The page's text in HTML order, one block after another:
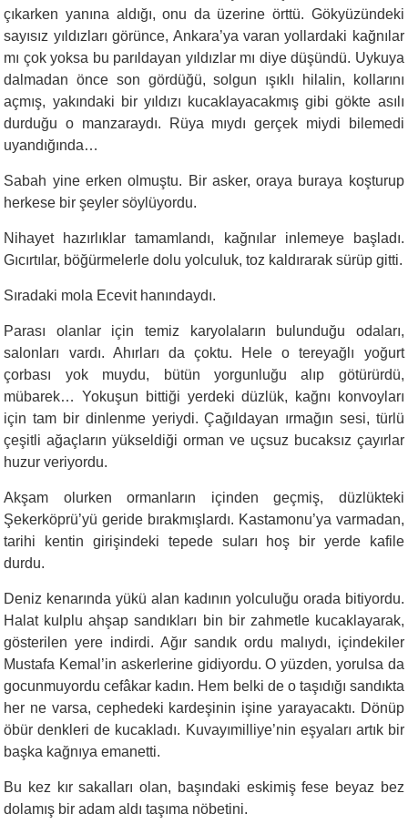
çıkarken yanına aldığı, onu da üzerine örttü. Gökyüzündeki
sayısız yıldızları görünce, Ankara’ya varan yollardaki kağnılar
mı çok yoksa bu parıldayan yıldızlar mı diye düşündü. Uykuya
dalmadan önce son gördüğü, solgun ışıklı hilalin, kollarını
açmış, yakındaki bir yıldızı kucaklayacakmış gibi gökte asılı
durduğu o manzaraydı. Rüya mıydı gerçek miydi bilemedi
uyandığında…
Sabah yine erken olmuştu. Bir asker, oraya buraya koşturup
herkese bir şeyler söylüyordu.
Nihayet hazırlıklar tamamlandı, kağnılar inlemeye başladı.
Gıcırtılar, böğürmelerle dolu yolculuk, toz kaldırarak sürüp gitti.
Sıradaki mola Ecevit hanındaydı.
Parası olanlar için temiz karyolaların bulunduğu odaları,
salonları vardı. Ahırları da çoktu. Hele o tereyağlı yoğurt
çorbası yok muydu, bütün yorgunluğu alıp götürürdü,
mübarek… Yokuşun bittiği yerdeki düzlük, kağnı konvoyları
için tam bir dinlenme yeriydi. Çağıldayan ırmağın sesi, türlü
çeşitli ağaçların yükseldiği orman ve uçsuz bucaksız çayırlar
huzur veriyordu.
Akşam olurken ormanların içinden geçmiş, düzlükteki
Şekerköprü’yü geride bırakmışlardı. Kastamonu’ya varmadan,
tarihi kentin girişindeki tepede suları hoş bir yerde kafile
durdu.
Deniz kenarında yükü alan kadının yolculuğu orada bitiyordu.
Halat kulplu ahşap sandıkları bin bir zahmetle kucaklayarak,
gösterilen yere indirdi. Ağır sandık ordu malıydı, içindekiler
Mustafa Kemal’in askerlerine gidiyordu. O yüzden, yorulsa da
gocunmuyordu cefâkar kadın. Hem belki de o taşıdığı sandıkta
her ne varsa, cephedeki kardeşinin işine yarayacaktı. Dönüp
öbür denkleri de kucakladı. Kuvayımilliye’nin eşyaları artık bir
başka kağnıya emanetti.
Bu kez kır sakalları olan, başındaki eskimiş fese beyaz bez
dolamış bir adam aldı taşıma nöbetini.